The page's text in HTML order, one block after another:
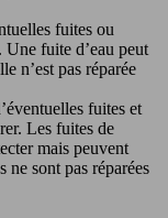
fuites ou
Une fuite d’eau peut
n’est pas réparée
fuites et
Les fuites de
mais peuvent
ne sont pas réparées